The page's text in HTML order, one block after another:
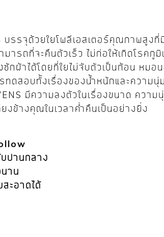
บรรจุด้วยใยโพลีเอสเตอร์คุณภาพสูงที่
ารถที่จะคืนตัวเร็ว ไม่ก่อให้เกิดโรคภูมิ
กผ้าได้โดยที่ใยไม่จับตัวเป็นก้อน หมอน
ทดสอบทั้งเรื่องของน้ำหนักและความนุ่
มีความลงตัวในเรื่องขนาด ความนุ่
งข้างคุณในเวลาค่ำคืนเป็นอย่างยิ่ง
ปานกลาง
าน
ะอาดได้